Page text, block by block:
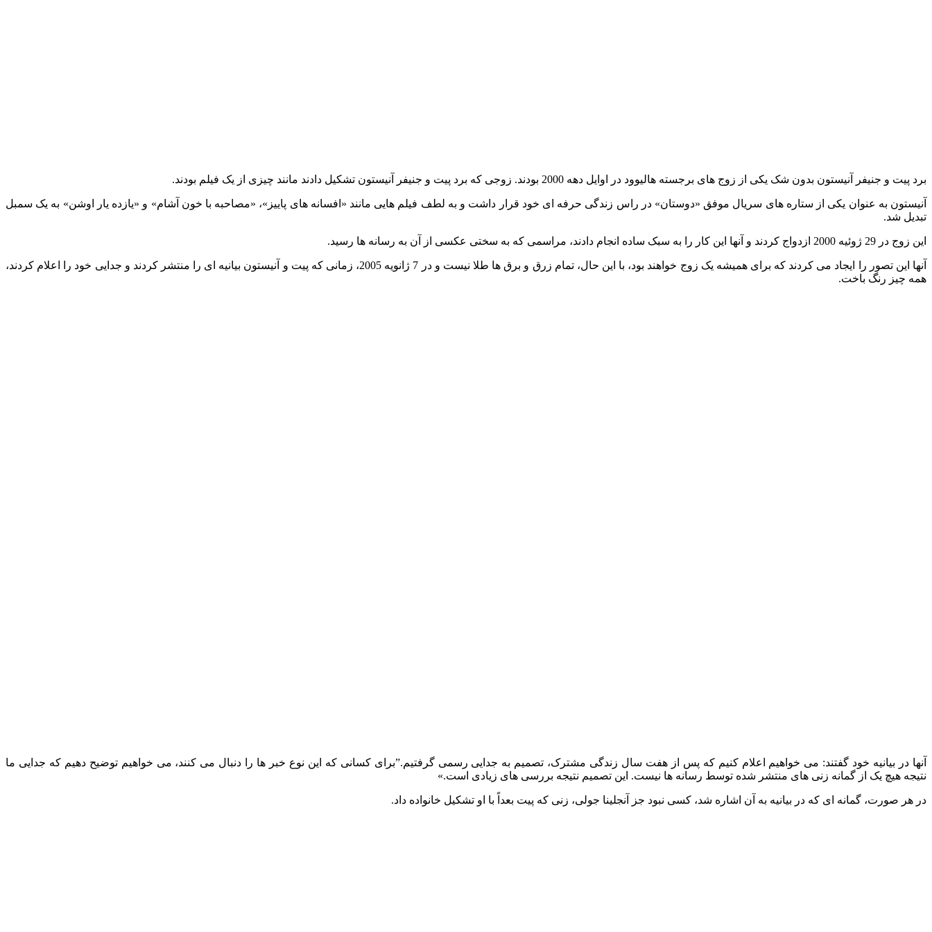
برد پیت و جنیفر آنیستون بدون شک یکی از زوج های برجسته هالیوود در اوایل دهه 2000 بودند. زوجی که برد پیت و جنیفر آنیستون تشکیل دادند مانند چیزی از یک فیلم بودند.
آنیستون به‌ عنوان یکی از ستاره‌ های سریال موفق «دوستان» در راس زندگی حرفه‌ ای خود قرار داشت و به لطف فیلم‌ هایی مانند «افسانه‌ های پاییز»، «مصاحبه با خون‌ آشام» و «یازده یار اوشن» به یک سمبل
تبدیل شد.
این زوج در 29 ژوئیه 2000 ازدواج کردند و آنها این کار را به سبک ساده انجام دادند، مراسمی که به سختی عکسی از آن به رسانه ها رسید.
آنها این تصور را ایجاد می کردند که برای همیشه یک زوج خواهند بود، با این حال، تمام زرق و برق ها طلا نیست و در 7 ژانویه 2005، زمانی که پیت و آنیستون بیانیه ای را منتشر کردند و جدایی خود را اعلام کردند،
همه چیز رنگ باخت.
آنها در بیانیه خود گفتند: می‌ خواهیم اعلام کنیم که پس از هفت سال زندگی مشترک، تصمیم به جدایی رسمی گرفتیم.”برای کسانی که این نوع خبر ها را دنبال می کنند، می خواهیم توضیح دهیم که جدایی ما
نتیجه هیچ یک از گمانه زنی های منتشر شده توسط رسانه ها نیست. این تصمیم نتیجه بررسی های زیادی است.»
در هر صورت، گمانه‌ ای که در بیانیه به آن اشاره شد، کسی نبود جز آنجلینا جولی، زنی که پیت بعداً با او تشکیل خانواده داد.